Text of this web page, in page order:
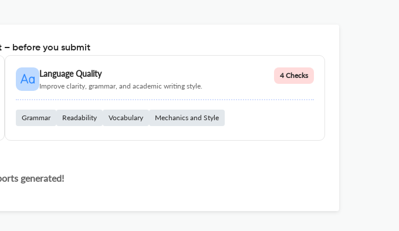
– before you submit
Language Quality
Improve clarity, grammar, and academic writing style.
4 Checks
Grammar Readability Vocabulary Mechanics and Style
generated!